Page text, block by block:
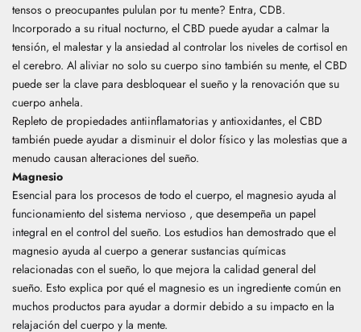
tensos o preocupantes pululan por tu mente? Entra, CDB.
Incorporado a su ritual nocturno, el CBD puede ayudar a calmar la
tensión, el malestar y la ansiedad al controlar los niveles de cortisol en
el cerebro. Al aliviar no solo su cuerpo sino también su mente, el CBD
puede ser la clave para desbloquear el sueño y la renovación que su
cuerpo anhela.
Repleto de propiedades antiinflamatorias y antioxidantes, el CBD
también puede ayudar a disminuir el dolor físico y las molestias que a
menudo causan alteraciones del sueño.
Magnesio
Esencial para los procesos de todo el cuerpo, el magnesio ayuda al
funcionamiento del sistema nervioso , que desempeña un papel
integral en el control del sueño. Los estudios han demostrado que el
magnesio ayuda al cuerpo a generar sustancias químicas
relacionadas con el sueño, lo que mejora la calidad general del
sueño. Esto explica por qué el magnesio es un ingrediente común en
muchos productos para ayudar a dormir debido a su impacto en la
relajación del cuerpo y la mente.